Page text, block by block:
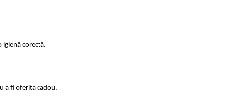
igienă corectă.
a fi oferita cadou.